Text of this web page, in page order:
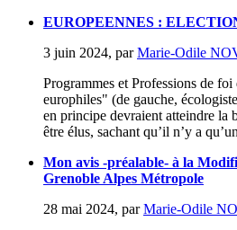
EUROPEENNES :
3 juin 2024, parMarie-Odile
Programmes et Professions de
europhiles" (de gauche,
en principe devraient atteindre la
être élus, sachant qu’il n’y a
Mon avis -préalable- à la
Grenoble Alpes Métropole
28 mai 2024, parMarie-Odile